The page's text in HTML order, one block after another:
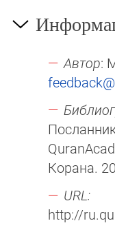
Автор:
Корана.
URL:
http://